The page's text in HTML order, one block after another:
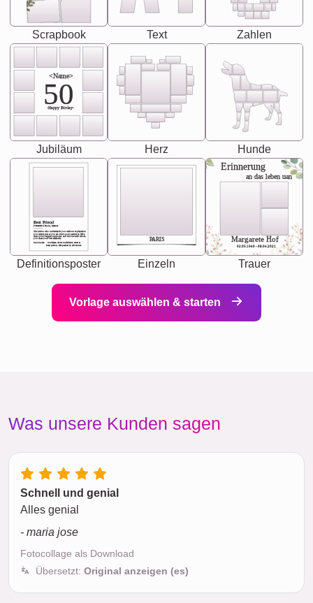
Scrapbook Text Zahlen
<Name>
50
-Happy Birday-
Jubiläum Herz Hunde
Best Friend
[<NAME>] Noun, feminie
Synonyms: Soulmate, closet confidante, sister at
heart person, life partner in adventure.
The person who understands you without explanation
you accepts just as you are. She's your partner in life's,
chaos your biggest supporter, and the one with whom
you share your best memories.
Definitionsposter
PARIS
Einzeln
Erinnerung
an das leben uan
Margarete Hof
02.05.1940 - 08.04.2021
Trauer
Vorlage auswählen & starten
Was unsere Kunden sagen
Schnell und genial
Alles genial
- maria jose
Fotocollage als Download
Übersetzt: Original anzeigen (es)